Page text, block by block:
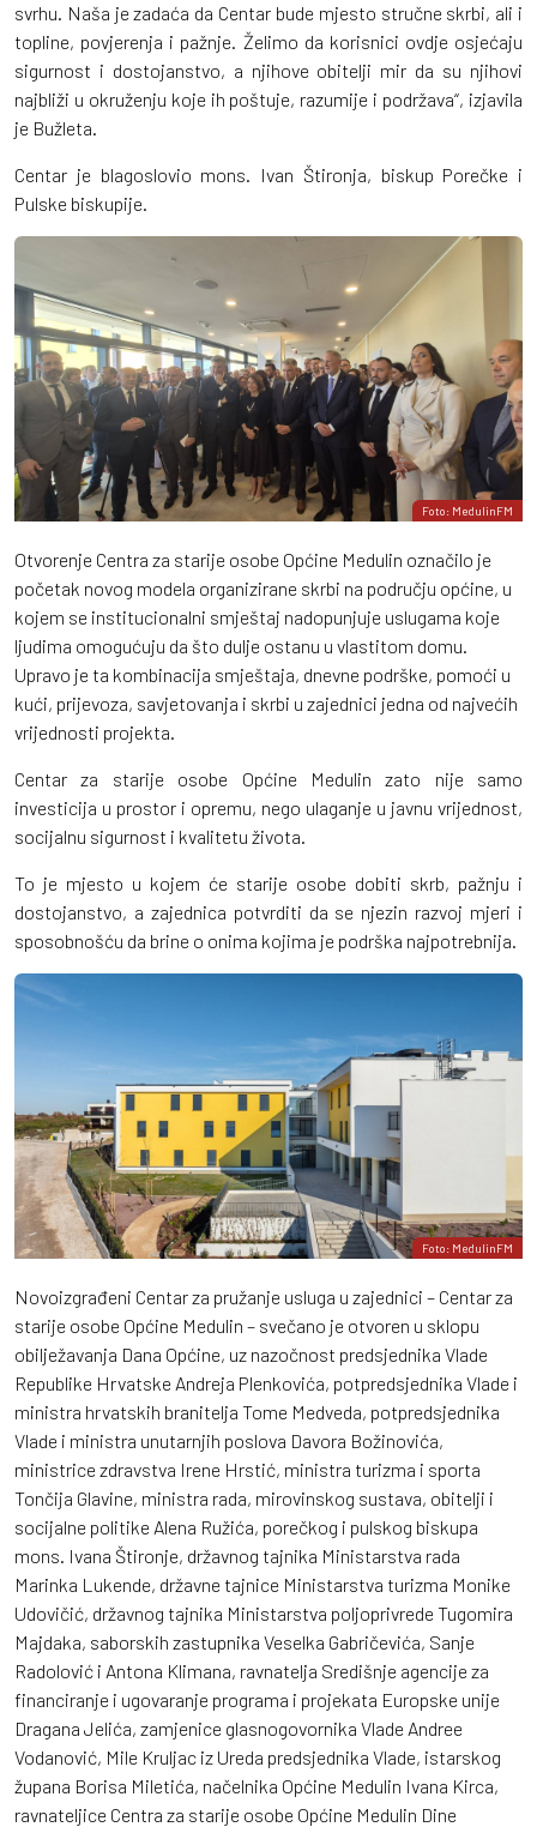
svrhu. Naša je zadaća da Centar bude mjesto stručne skrbi, ali i
topline, povjerenja i pažnje. Želimo da korisnici ovdje osjećaju
sigurnost i dostojanstvo, a njihove obitelji mir da su njihovi
najbliži u okruženju koje ih poštuje, razumije i podržava“, izjavila
je Bužleta.
Centar je blagoslovio mons. Ivan Štironja, biskup Porečke i
Pulske biskupije.
Foto: MedulinFM
Otvorenje Centra za starije osobe Općine Medulin označilo je
početak novog modela organizirane skrbi na području općine, u
kojem se institucionalni smještaj nadopunjuje uslugama koje
ljudima omogućuju da što dulje ostanu u vlastitom domu.
Upravo je ta kombinacija smještaja, dnevne podrške, pomoći u
kući, prijevoza, savjetovanja i skrbi u zajednici jedna od najvećih
vrijednosti projekta.
Centar za starije osobe Općine Medulin zato nije samo
investicija u prostor i opremu, nego ulaganje u javnu vrijednost,
socijalnu sigurnost i kvalitetu života.
To je mjesto u kojem će starije osobe dobiti skrb, pažnju i
dostojanstvo, a zajednica potvrditi da se njezin razvoj mjeri i
sposobnošću da brine o onima kojima je podrška najpotrebnija.
Foto: MedulinFM
Novoizgrađeni Centar za pružanje usluga u zajednici – Centar za
starije osobe Općine Medulin – svečano je otvoren u sklopu
obilježavanja Dana Općine, uz nazočnost predsjednika Vlade
Republike Hrvatske Andreja Plenkovića, potpredsjednika Vlade i
ministra hrvatskih branitelja Tome Medveda, potpredsjednika
Vlade i ministra unutarnjih poslova Davora Božinovića,
ministrice zdravstva Irene Hrstić, ministra turizma i sporta
Tončija Glavine, ministra rada, mirovinskog sustava, obitelji i
socijalne politike Alena Ružića, porečkog i pulskog biskupa
mons. Ivana Štironje, državnog tajnika Ministarstva rada
Marinka Lukende, državne tajnice Ministarstva turizma Monike
Udovičić, državnog tajnika Ministarstva poljoprivrede Tugomira
Majdaka, saborskih zastupnika Veselka Gabričevića, Sanje
Radolović i Antona Klimana, ravnatelja Središnje agencije za
financiranje i ugovaranje programa i projekata Europske unije
Dragana Jelića, zamjenice glasnogovornika Vlade Andree
Vodanović, Mile Kruljac iz Ureda predsjednika Vlade, istarskog
župana Borisa Miletića, načelnika Općine Medulin Ivana Kirca,
ravnateljice Centra za starije osobe Općine Medulin Dine